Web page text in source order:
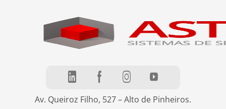
Av. Queiroz Filho, 527 – Alto de Pinheiros.